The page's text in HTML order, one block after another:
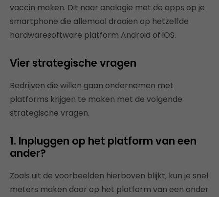
vaccin maken. Dit naar analogie met de apps op je
smartphone die allemaal draaien op hetzelfde
hardwaresoftware platform Android of iOS.
Vier strategische vragen
Bedrijven die willen gaan ondernemen met
platforms krijgen te maken met de volgende
strategische vragen.
1. Inpluggen op het platform van een
ander?
Zoals uit de voorbeelden hierboven blijkt, kun je snel
meters maken door op het platform van een ander